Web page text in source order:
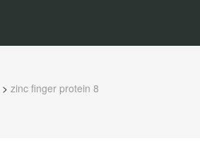
> zinc finger protein 8